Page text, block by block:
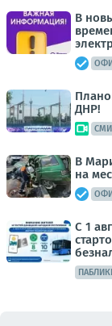
В
ДНР!
СМИ
В
на
С 1